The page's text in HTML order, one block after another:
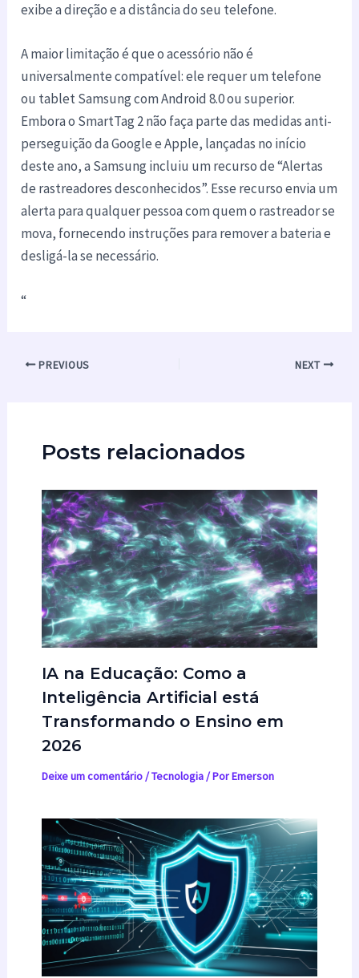
exibe a direção e a distância do seu telefone.
A maior limitação é que o acessório não é
universalmente compatível: ele requer um telefone
ou tablet Samsung com Android 8.0 ou superior.
Embora o SmartTag 2 não faça parte das medidas anti-
perseguição da Google e Apple, lançadas no início
deste ano, a Samsung incluiu um recurso de “Alertas
de rastreadores desconhecidos”. Esse recurso envia um
alerta para qualquer pessoa com quem o rastreador se
mova, fornecendo instruções para remover a bateria e
desligá-la se necessário.
“
PREVIOUS NEXT
Posts relacionados
IA na Educação: Como a
Inteligência Artificial está
Transformando o Ensino em
2026
Deixe um comentário /Tecnologia/ PorEmerson